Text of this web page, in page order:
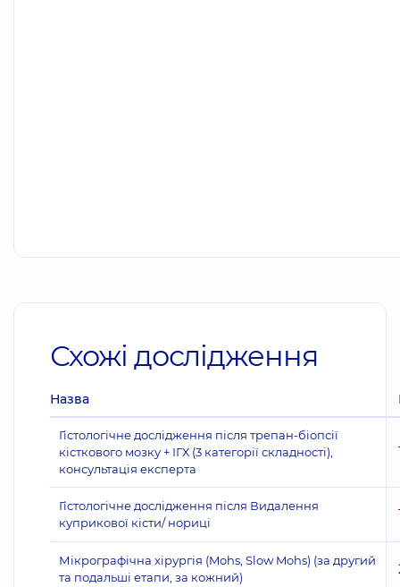
Схожі дослідження
Назва
Гістологічне дослідження після трепан-біопсії
кісткового мозку + ІГХ (3 категорії складності),
консультація експерта
Гістологічне дослідження після Видалення
куприкової кісти/ нориці
Мікрографічна хірургія (Mohs, Slow Mohs) (за другий
та подальші етапи, за кожний)